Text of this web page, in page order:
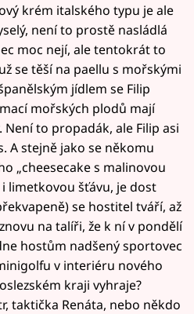
krém italského typu je ale
není to prostě nasládlá
moc nejí, ale tentokrát to
se těší na paellu s mořskými
jídlem se Filip
mořských plodů mají
to propadák, ale Filip asi
A stejně jako se někomu
„cheesecake s malinovou
limetkovou šťávu, je dost
se hostitel tváří, až
na talíři, že k ní v pondělí
hostům nadšený sportovec
v interiéru nového
kraji vyhraje?
taktička Renáta, nebo někdo